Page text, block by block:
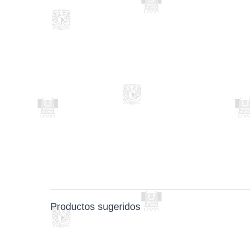
Productos sugeridos